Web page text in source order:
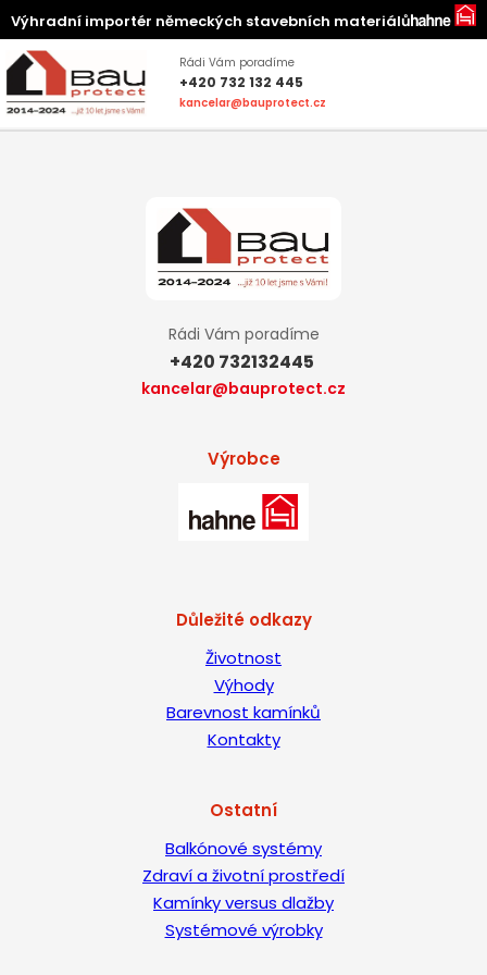
Výhradní importér německých stavebních materiálů
Rádi Vám poradíme
+420 732 132 445
kancelar@bauprotect.cz
Rádi Vám poradíme
+420 732132445
kancelar@bauprotect.cz
Důležité odkazy
Životnost
Výhody
Barevnost kamínků
Kontakty
Ostatní
Balkónové systémy
Zdraví a životní prostředí
Kamínky versus dlažby
Systémové výrobky
Výrobce